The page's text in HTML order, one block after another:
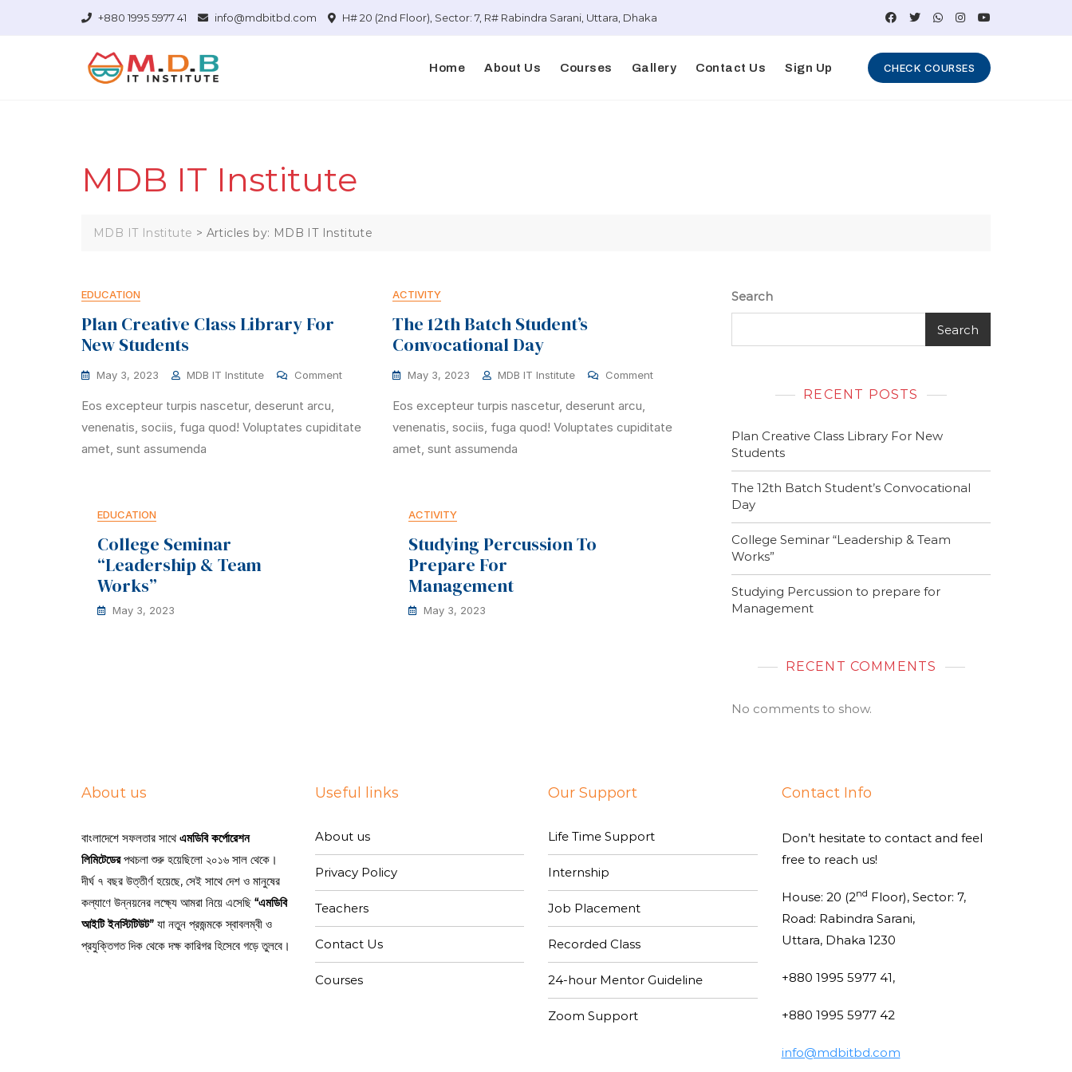
+880 1995 5977 41 info@mdbitbd.com H# 20 (2nd Floor), Sector: 7, R# Rabindra Sarani, Uttara, Dhaka
Home About Us Courses Gallery Contact Us Sign Up CHECK COURSES
MDB IT Institute
MDB IT Institute > Articles by: MDB IT Institute
EDUCATION
Plan Creative Class Library For
New Students
May 3, 2023 MDB IT Institute Comment
Eos excepteur turpis nascetur, deserunt arcu,
venenatis, sociis, fuga quod! Voluptates cupiditate
amet, sunt assumenda
ACTIVITY
The 12th Batch Student’s
Convocational Day
May 3, 2023 MDB IT Institute Comment
Eos excepteur turpis nascetur, deserunt arcu,
venenatis, sociis, fuga quod! Voluptates cupiditate
amet, sunt assumenda
EDUCATION
College Seminar
“Leadership & Team
Works”
May 3, 2023
ACTIVITY
Studying Percussion To
Prepare For
Management
May 3, 2023
Search
Search
RECENT POSTS
Plan Creative Class Library For New
Students
The 12th Batch Student’s Convocational
Day
College Seminar “Leadership & Team
Works”
Studying Percussion to prepare for
Management
RECENT COMMENTS
No comments to show.
About us
বাংলাদেশে সফলতার সাথেএমডিবি কর্পোরেশন
লিমিটেডেরপথচলা শুরু হয়েছিলো ২০১৬ সাল থেকে।
দীর্ঘ ৭ বছর উত্তীর্ণ হয়েছে, সেই সাথে দেশ ও মানুষের
কল্যাণে উন্নয়নের লক্ষ্যে আমরা নিয়ে এসেছি “এমডিবি
আইটি ইনস্টিটিউট” যা নতুন প্রজন্মকে স্বাবলম্বী ও
প্রযুক্তিগত দিক থেকে দক্ষ কারিগর হিসেবে গড়ে তুলবে।
Useful links
About us
Privacy Policy
Teachers
Contact Us
Courses
Our Support
Life Time Support
Internship
Job Placement
Recorded Class
24-hour Mentor Guideline
Zoom Support
Contact Info
Don’t hesitate to contact and feel
free to reach us!
House: 20 (2nd Floor), Sector: 7,
Road: Rabindra Sarani,
Uttara, Dhaka 1230
+880 1995 5977 41,
+880 1995 5977 42
info@mdbitbd.com